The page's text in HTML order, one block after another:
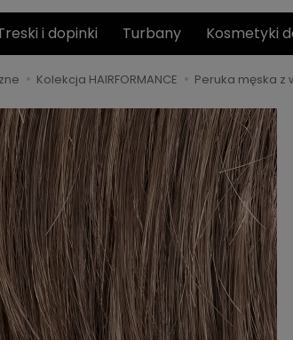
i dopinki Turbany Kosmetyki
Kolekcja HAIRFORMANCE Peruka męska z